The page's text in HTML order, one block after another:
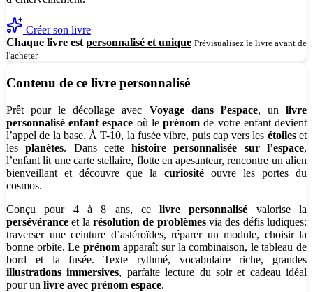
Créer son livre
Chaque livre est personnalisé et unique Prévisualisez le livre avant de
l'acheter
Contenu de ce livre personnalisé
Prêt pour le décollage avec Voyage dans l’espace, unlivre
personnalisé enfant espace où leprénom de votre enfant devient
l’appel de la base. À T-10, la fusée vibre, puis cap vers les étoileset
lesplanètes. Dans cettehistoire personnalisée sur l’espace,
l’enfant lit une carte stellaire, flotte en apesanteur, rencontre un alien
bienveillant et découvre que la curiosité ouvre les portes du
cosmos.
Conçu pour 4 à 8 ans, celivre personnalisé valorise la
persévérance et la résolution de problèmesvia des défis ludiques:
traverser une ceinture d’astéroïdes, réparer un module, choisir la
bonne orbite. Le prénomapparaît sur la combinaison, le tableau de
bord et la fusée. Texte rythmé, vocabulaire riche, grandes
illustrations immersives, parfaite lecture du soir et cadeau idéal
pour un livre avec prénom espace.